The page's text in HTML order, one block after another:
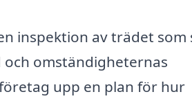
inspektion av trädet som
omständigheternas
upp en plan för hur